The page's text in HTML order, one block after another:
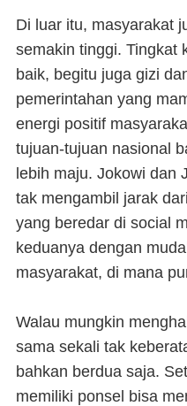
Di luar itu, masyarakat
semakin tinggi. Tingkat
baik, begitu juga gizi
pemerintahan yang
energi positif
tujuan-tujuan nasional
lebih maju. Jokowi dan
tak mengambil jarak
yang beredar di social
keduanya dengan
masyarakat, di mana
Walau mungkin
sama sekali tak
bahkan berdua saja.
memiliki ponsel bisa